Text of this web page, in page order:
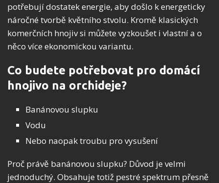
potřebují dostatek energie, aby došlo k energeticky
náročné tvorbě květního stvolu. Kromě klasických
komerčních hnojiv si můžete vyzkoušet i vlastní a o
něco více ekonomickou variantu.
Co budete potřebovat pro domácí
hnojivo na orchideje?
Banánovou slupku
Vodu
Nebo naopak troubu pro vysušení
Proč právě banánovou slupku? Důvod je velmi
jednoduchý. Obsahuje totiž pestré spektrum přesně